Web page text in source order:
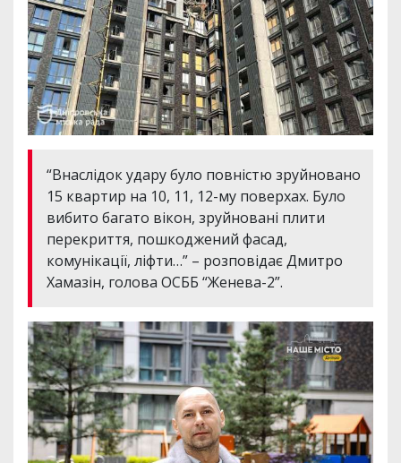
“Внаслідок удару було повністю зруйновано
15 квартир на 10, 11, 12-му поверхах. Було
вибито багато вікон, зруйновані плити
перекриття, пошкоджений фасад,
комунікації, ліфти…” – розповідає Дмитро
Хамазін, голова ОСББ “Женева-2”.